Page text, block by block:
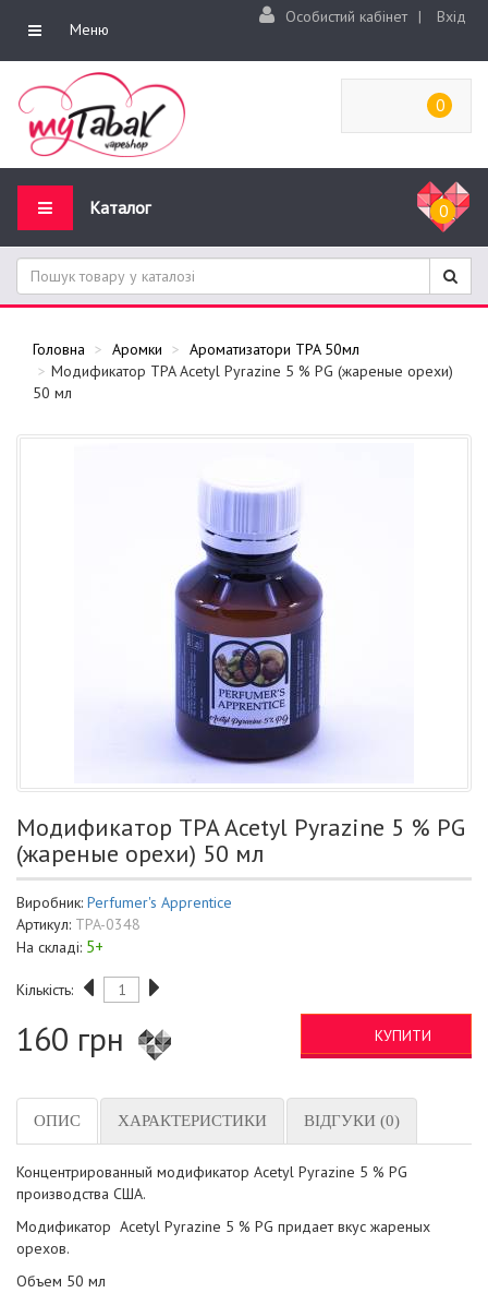
Меню
Особистий кабінет | Вхід
0
Каталог 0
Головна Аромки
Ароматизатори TPA 50мл
Модификатор TPA Acetyl Pyrazine 5 % PG (жареные орехи)
50 мл
Модификатор TPA Acetyl Pyrazine 5 % PG
(жареные орехи) 50 мл
Виробник: Perfumer's Apprentice
Артикул: TPA-0348
На складі: 5+
Кількість:
160 грн КУПИТИ
ОПИС ХАРАКТЕРИСТИКИ ВІДГУКИ (0)
Концентрированный модификатор Acetyl Pyrazine 5 % PG
производства США.
Модификатор Acetyl Pyrazine 5 % PG придает вкус жареных
орехов.
Объем 50 мл